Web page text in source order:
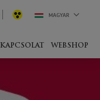
KAPCSOLAT WEBSHOP
MAGYAR